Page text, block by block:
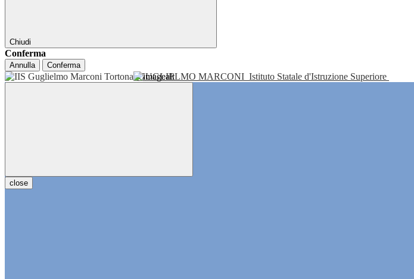
Chiudi
Conferma
Annulla Conferma
GUGLIELMO MARCONI Istituto Statale d'Istruzione Superiore
close